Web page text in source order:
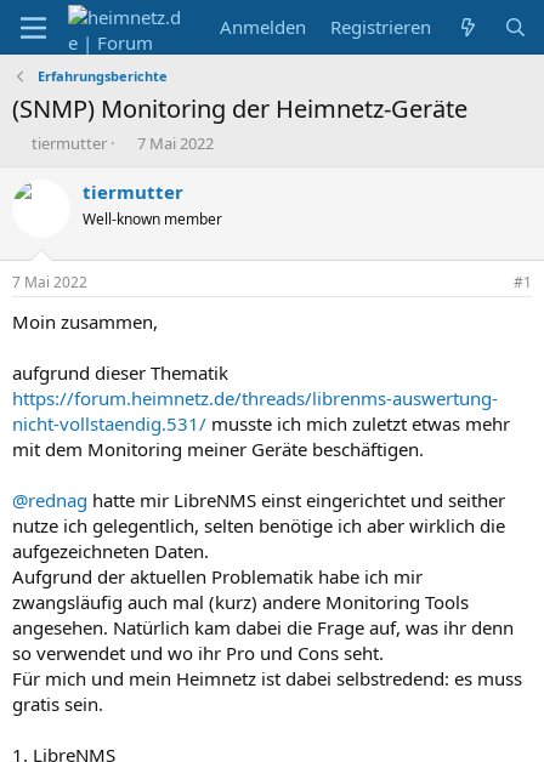
Anmelden Registrieren
Erfahrungsberichte
(SNMP) Monitoring der Heimnetz-Geräte
E
s
l
e
r
tiermutter
E
s
e
t
a
7 Mai 2022
tiermutter
Well-known member
7 Mai 2022 #1
Moin zusammen,
aufgrund dieser Thematik
https://forum.heimnetz.de/threads/librenms-auswertung-
nicht-vollstaendig.531/ musste ich mich zuletzt etwas mehr
mit dem Monitoring meiner Geräte beschäftigen.
@rednag hatte mir LibreNMS einst eingerichtet und seither
nutze ich gelegentlich, selten benötige ich aber wirklich die
aufgezeichneten Daten.
Aufgrund der aktuellen Problematik habe ich mir
zwangsläufig auch mal (kurz) andere Monitoring Tools
angesehen. Natürlich kam dabei die Frage auf, was ihr denn
so verwendet und wo ihr Pro und Cons seht.
Für mich und mein Heimnetz ist dabei selbstredend: es muss
gratis sein.
1. LibreNMS